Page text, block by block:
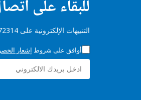
للبقاء على
التنبيهات الإلكترونية على Project P072314
أوافق على شروط إشعار